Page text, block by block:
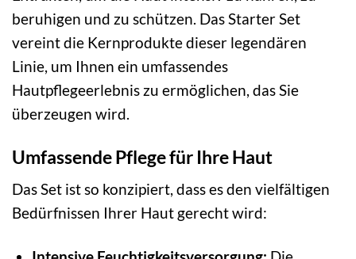
beruhigen und zu schützen. Das Starter Set
vereint die Kernprodukte dieser legendären
Linie, um Ihnen ein umfassendes
Hautpflegeerlebnis zu ermöglichen, das Sie
überzeugen wird.
Umfassende Pflege für Ihre Haut
Das Set ist so konzipiert, dass es den vielfältigen
Bedürfnissen Ihrer Haut gerecht wird: